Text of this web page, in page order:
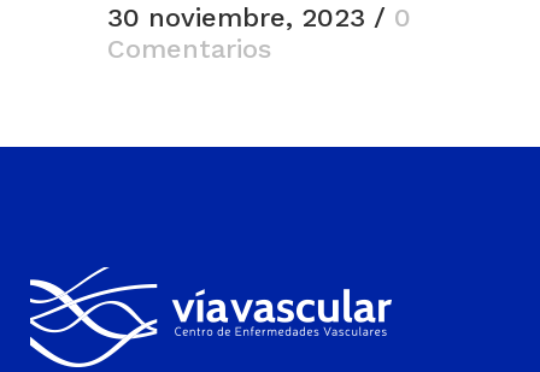
30 noviembre, 2023 / 0
Comentarios